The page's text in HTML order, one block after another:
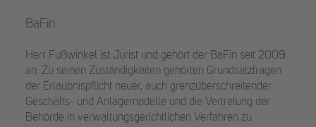
BaFin
Herr Fußwinkel ist Jurist und gehört der BaFin seit 2009
an. Zu seinen Zuständigkeiten gehörten Grundsatzfragen
der Erlaubnispflicht neuer, auch grenzüberschreitender
Geschäfts- und Anlagemodelle und die Vertretung der
Behörde in verwaltungsgerichtlichen Verfahren zu